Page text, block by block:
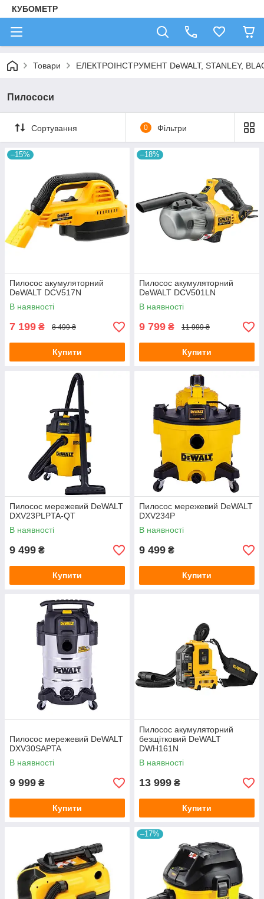
КУБОМЕТР
Товари ЕЛЕКТРОІНСТРУМЕНТ DeWALT, STANLEY,
Пилососи
Сортування 0 Фільтри
–15%
Пилосос акумуляторний
DeWALT DCV517N
В наявності
7 199 ₴ 8 499 ₴
Купити
–18%
Пилосос акумуляторний
DeWALT DCV501LN
В наявності
9 799 ₴ 11 999 ₴
Купити
Пилосос мережевий DeWALT
DXV23PLPTA-QT
В наявності
9 499 ₴
Купити
Пилосос мережевий DeWALT
DXV234P
В наявності
9 499 ₴
Купити
Пилосос мережевий DeWALT
DXV30SAPTA
В наявності
9 999 ₴
Купити
Пилосос акумуляторний
безщітковий DeWALT
DWH161N
В наявності
13 999 ₴
Купити
–17%